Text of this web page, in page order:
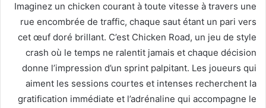
Imaginez un chicken courant à toute vitesse à travers une
rue encombrée de traffic, chaque saut étant un pari vers
cet œuf doré brillant. C’est Chicken Road, un jeu de style
crash où le temps ne ralentit jamais et chaque décision
donne l’impression d’un sprint palpitant. Les joueurs qui
aiment les sessions courtes et intenses recherchent la
gratification immédiate et l’adrénaline qui accompagne le